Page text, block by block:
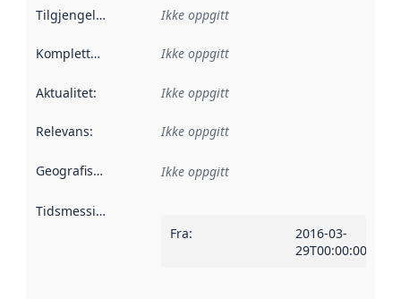
Tilgjengelighet Ikke oppgitt
Kompletthet Ikke oppgitt
Aktualitet: Ikke oppgitt
Relevans: Ikke oppgitt
Geografisk avgrensning :
Ikke oppgitt
Tidsmessig avgrensning
Fra:
2016-03-
29T00:00:00Z